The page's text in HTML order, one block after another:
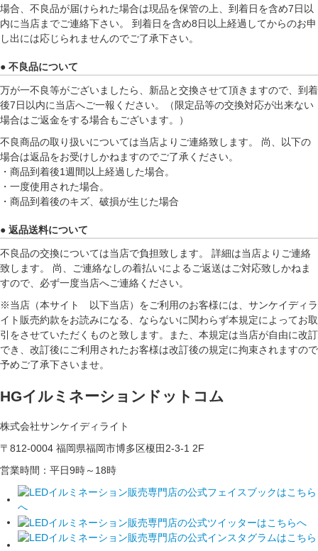
場合、不良品が届けられた場合は現品を保管の上、到着日を含め7日以
内に当店までご連絡下さい。 到着日を含め8日以上経過してからのお申
し出には応じられませんのでご了承下さい。
● 不良品について
万が一不良等がございましたら、新品と交換させて頂きますので、到着
後7日以内に当店へご一報ください。（限定品等の交換対応が出来ない
場合はご返金をする場合もございます。）
不良商品の取り扱いについては当店よりご連絡致します。 尚、以下の
場合は返品をお受けしかねますのでご了承ください。
・商品到着後1週間以上経過した場合。
・一度使用された場合。
・商品到着後のキズ、破損が生じた場合
● 返品送料について
不良品の交換については当店で負担致します。 詳細は当店よりご連絡
致します。 尚、ご連絡なしの着払いによるご返送はご対応致しかねま
すので、必ず一度当店へご連絡ください。
※当店（本サイト 以下当店）をご利用のお客様には、サンケイディラ
イト販売約款をお読みになる、ならないに関わらず本規定によってお取
引をさせていただくものと致します。また、本規定は当店が自由に改訂
でき、改訂後にご利用されたお客様は改訂後の規定に拘束されますので
予めご了承下さいませ。
HGイルミネーションドットコム
株式会社サンケイディライト
〒812-0004 福岡県福岡市博多区榎田2-3-1 2F
営業時間：平日9時～18時